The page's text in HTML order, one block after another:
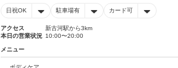
日祝OK 駐車場有 カード可
アクセス
新古河駅から3km
本日の営業状況 10:00〜20:00
メニュー